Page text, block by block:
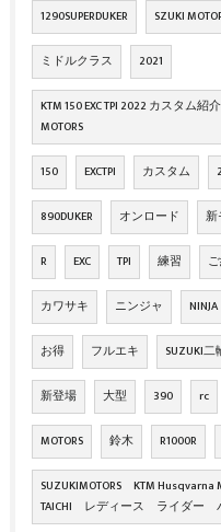
1290SUPERDUKER SZUKI
ミドルクラス 2021
KTM 150 EXC TPI 2022 カスタム
MOTORS
150 EXCTPI カスタム
890DUKER オンロード 新
R EXC TPI 練習
カワサキ ニンジャ NINJA
お得 フルエキ SUZUKI二
新登場 大型 390 rc
MOTORS 鈴木 R1000R
SUZUKIMOTORS KTM
TAICHI レディース ライダー